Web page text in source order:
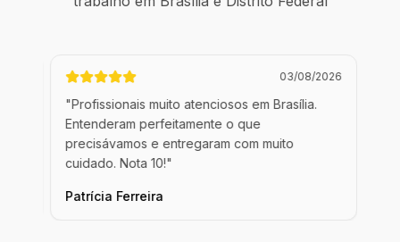
03/08/2026
"Profissionais muito atenciosos em Brasília.
Entenderam perfeitamente o que
precisávamos e entregaram com muito
cuidado. Nota 10!"
Patrícia Ferreira